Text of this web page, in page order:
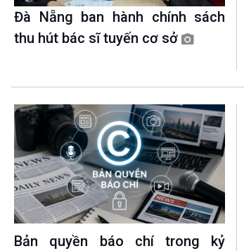
Đà Nẵng ban hành chính sách
thu hút bác sĩ tuyến cơ sở
Bản quyền báo chí trong kỷ